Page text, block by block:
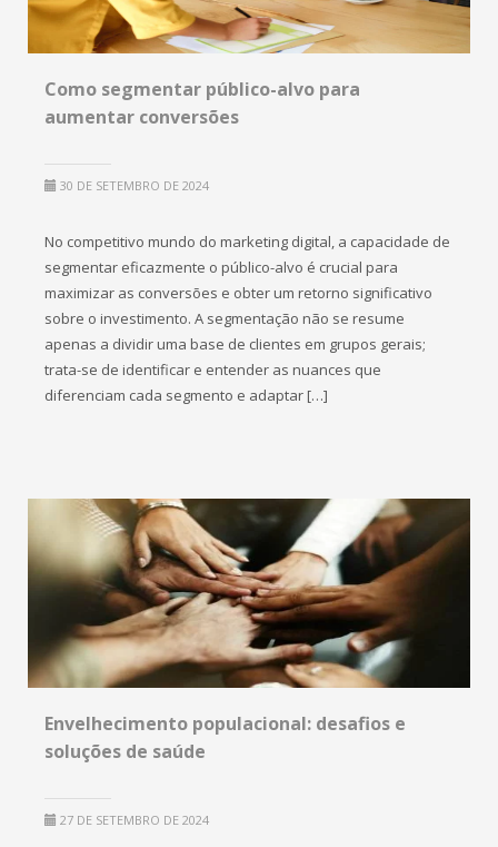
Como segmentar público-alvo para
aumentar conversões
30 DE SETEMBRO DE 2024
No competitivo mundo do marketing digital, a capacidade de
segmentar eficazmente o público-alvo é crucial para
maximizar as conversões e obter um retorno significativo
sobre o investimento. A segmentação não se resume
apenas a dividir uma base de clientes em grupos gerais;
trata-se de identificar e entender as nuances que
diferenciam cada segmento e adaptar […]
Envelhecimento populacional: desafios e
soluções de saúde
27 DE SETEMBRO DE 2024